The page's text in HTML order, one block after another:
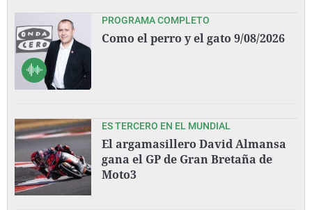
PROGRAMA COMPLETO
Como el perro y el gato 9/08/2026
ES TERCERO EN EL MUNDIAL
El argamasillero David Almansa
gana el GP de Gran Bretaña de
Moto3